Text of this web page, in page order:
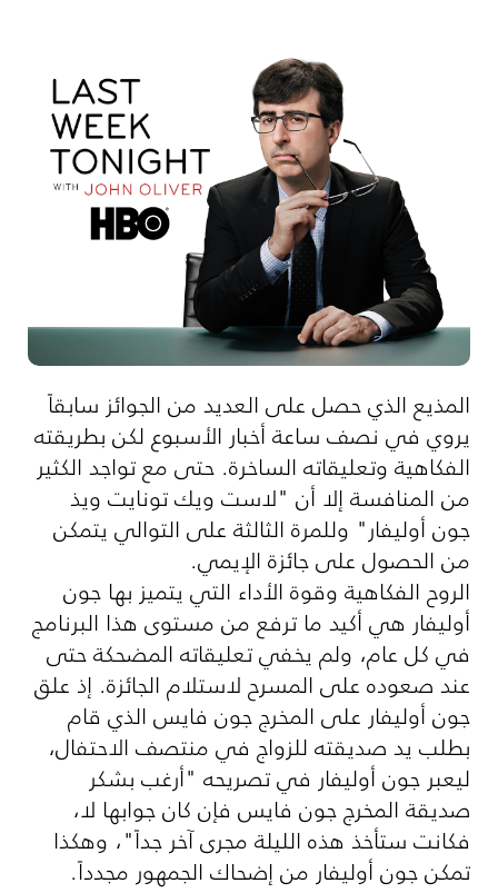
المذيع الذي حصل على العديد من الجوائز سابقاً
يروي في نصف ساعة أخبار الأسبوع لكن بطريقته
الفكاهية وتعليقاته الساخرة. حتى مع تواجد الكثير
من المنافسة إلا أن "لاست ويك تونايت ويذ
جون أوليفار" وللمرة الثالثة على التوالي يتمكن
من الحصول على جائزة الإيمي.
الروح الفكاهية وقوة الأداء التي يتميز بها جون
أوليفار هي أكيد ما ترفع من مستوى هذا البرنامج
في كل عام، ولم يخفي تعليقاته المضحكة حتى
عند صعوده على المسرح لاستلام الجائزة. إذ علق
جون أوليفار على المخرج جون فايس الذي قام
بطلب يد صديقته للزواج في منتصف الاحتفال،
ليعبر جون أوليفار في تصريحه "أرغب بشكر
صديقة المخرج جون فايس فإن كان جوابها لا،
فكانت ستأخذ هذه الليلة مجرى آخر جداً"، وهكذا
تمكن جون أوليفار من إضحاك الجمهور مجدداً.